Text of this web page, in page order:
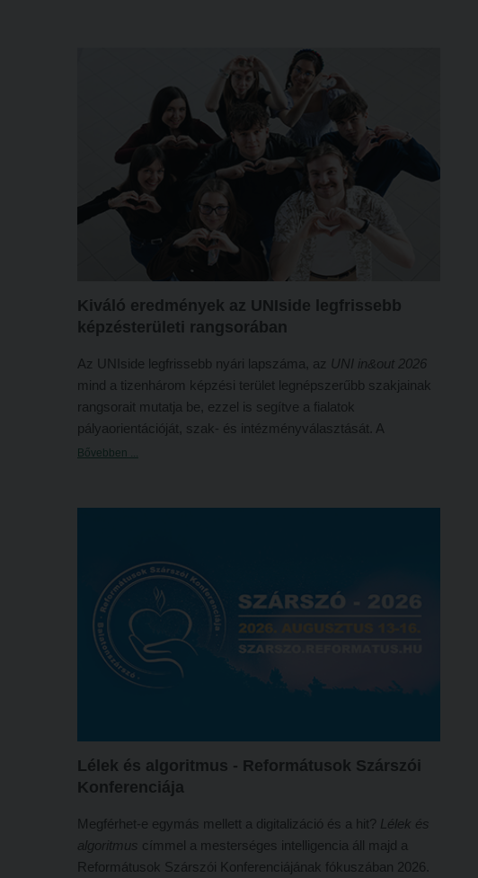
Kiváló eredmények az UNIside legfrissebb
képzésterületi rangsorában
Az UNIside legfrissebb nyári lapszáma, az UNI in&out 2026
mind a tizenhárom képzési terület legnépszerűbb szakjainak
rangsorait mutatja be, ezzel is segítve a fialatok
pályaorientációját, szak- és intézményválasztását. A
kiadványban egyetemünk is számos képzésterületen
Bővebben ...
Lélek és algoritmus - Reformátusok Szárszói
Konferenciája
Megférhet-e egymás mellett a digitalizáció és a hit? Lélek és
algoritmus címmel a mesterséges intelligencia áll majd a
Reformátusok Szárszói Konferenciájának fókuszában 2026.